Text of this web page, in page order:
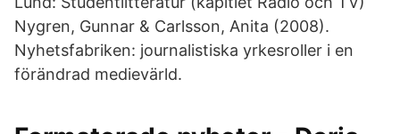
Nygren, Gunnar & Carlsson, Anita (2008).
Nyhetsfabriken: journalistiska yrkesroller i en
förändrad medievärld.